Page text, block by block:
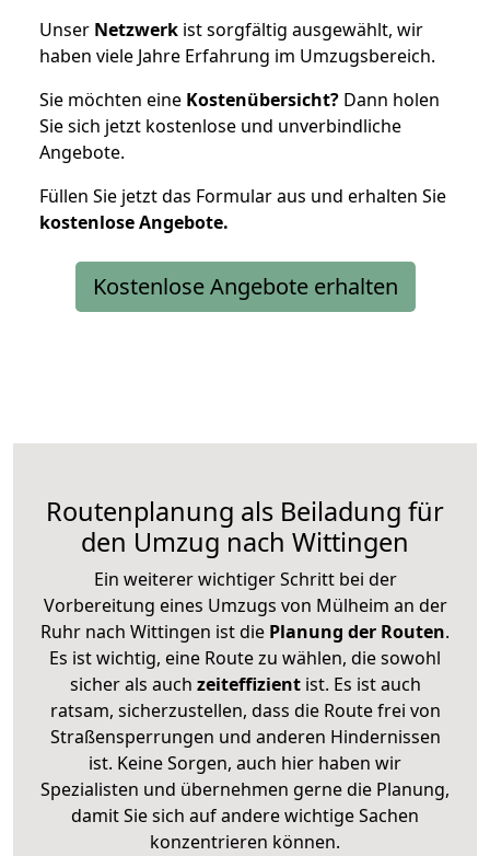
Unser Netzwerk ist sorgfältig ausgewählt, wir
haben viele Jahre Erfahrung im Umzugsbereich.
Sie möchten eine Kostenübersicht? Dann holen
Sie sich jetzt kostenlose und unverbindliche
Angebote.
Füllen Sie jetzt das Formular aus und erhalten Sie
kostenloseAngebote.
Kostenlose Angebote erhalten
Routenplanung als Beiladung für
den Umzug nach Wittingen
Ein weiterer wichtiger Schritt bei der
Vorbereitung eines Umzugs von Mülheim an der
Ruhr nach Wittingen ist die Planung der Routen.
Es ist wichtig, eine Route zu wählen, die sowohl
sicher als auch zeiteffizientist. Es ist auch
ratsam, sicherzustellen, dass die Route frei von
Straßensperrungen und anderen Hindernissen
ist. Keine Sorgen, auch hier haben wir
Spezialisten und übernehmen gerne die Planung,
damit Sie sich auf andere wichtige Sachen
konzentrieren können.